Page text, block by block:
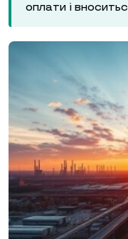
оплати і